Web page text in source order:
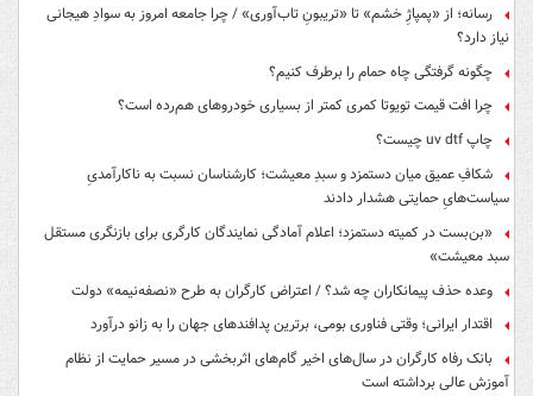
رسانه؛ از «پمپاژِ خشم» تا «تریبونِ تاب‌آوری» / چرا جامعه امروز به سوادِ هیجانی
نیاز دارد؟
چگونه گرفتگی چاه حمام را برطرف کنیم؟
چرا افت قیمت تویوتا کمری کمتر از بسیاری خودروهای هم‌رده است؟
چاپ uv dtf چیست؟
شکافِ عمیق میان دستمزد و سبدِ معیشت؛ کارشناسان نسبت به ناکارآمدیِ
سیاست‌هایِ حمایتی هشدار دادند
«بن‌بست در کمیته دستمزد؛ اعلام آمادگی نمایندگان کارگری برای بازنگری مستقل
سبد معیشت»
وعده حذف پیمانکاران چه شد؟ / اعتراض کارگران به طرح «نصفه‌نیمه» دولت
اقتدار ایرانی؛ وقتی فناوری بومی، برترین پدافندهای جهان را به زانو درآورد
بانک رفاه کارگران در سال‌های اخیر گام‌های اثربخشی در مسیر حمایت از نظام
آموزش عالی برداشته است